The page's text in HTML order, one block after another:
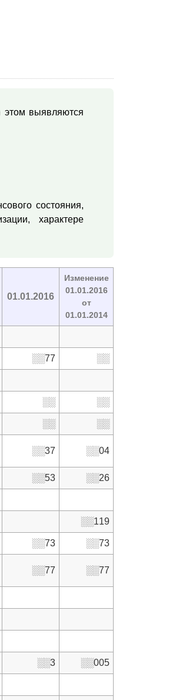
этом выявляются
состояния,
характере
01.01.2016
Изменение
01.01.2016
от
01.01.2014
░░77 ░░
░░ ░░
░░ ░░
░░37 ░░04
░░53 ░░26
░░119
░░73 ░░73
░░77 ░░77
░░3 ░░005